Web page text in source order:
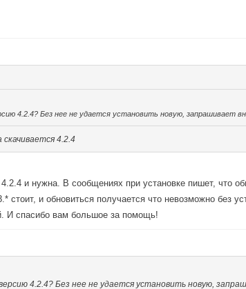
4.2.4? Без нее не удается установить новую, запрашивает
4.2.4
и нужна. В сообщениях при установке пишет, что
и обновиться получается что невозможно без
И спасибо вам большое за помощь!
4.2.4? Без нее не удается установить новую,